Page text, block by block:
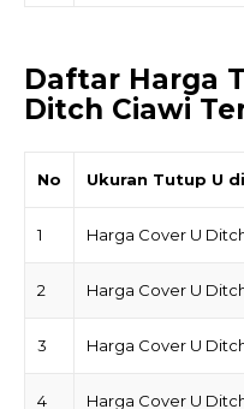
Daftar Harga
Ditch Ciawi
No Ukuran Tutup U
1 Harga Cover U
2 Harga Cover U
3 Harga Cover U
4 Harga Cover U